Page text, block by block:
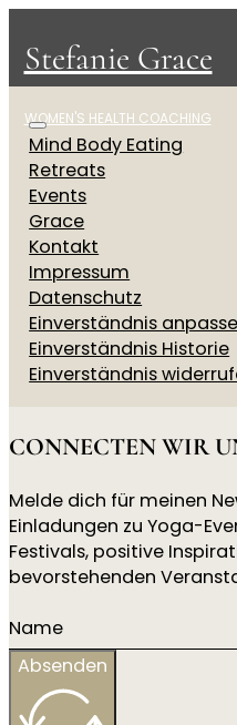
Stefanie Grace
WOMEN'S HEALTH COACHING
Mind Body Eating
Retreats
Events
Grace
Kontakt
Impressum
Datenschutz
Einverständnis
Einverständnis Historie
Einverständnis
CONNECTEN WIR
Melde dich für meinen
Einladungen zu Yoga-
Festivals, positive
bevorstehenden
Absenden